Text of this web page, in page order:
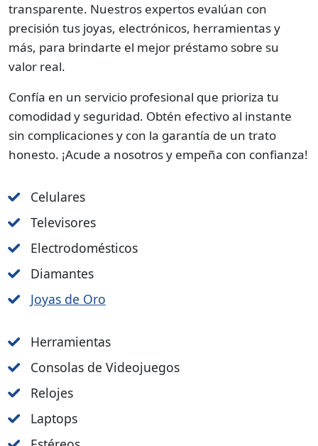
transparente. Nuestros expertos evalúan con
precisión tus joyas, electrónicos, herramientas y
más, para brindarte el mejor préstamo sobre su
valor real.
Confía en un servicio profesional que prioriza tu
comodidad y seguridad. Obtén efectivo al instante
sin complicaciones y con la garantía de un trato
honesto. ¡Acude a nosotros y empeña con confianza!
Celulares
Televisores
Electrodomésticos
Diamantes
Joyas de Oro
Herramientas
Consolas de Videojuegos
Relojes
Laptops